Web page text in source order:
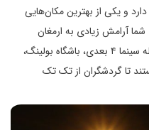
کیش 437 متر طول دارد و یکی از بهترین مکان‌هایی
آرامش زیادی به ارمغان
می‌آورد. در نزدیکی اسکله امکاناتی از جمله سینما ۴ بعدی، باشگاه بولینگ،
تا گردشگران از تک تک